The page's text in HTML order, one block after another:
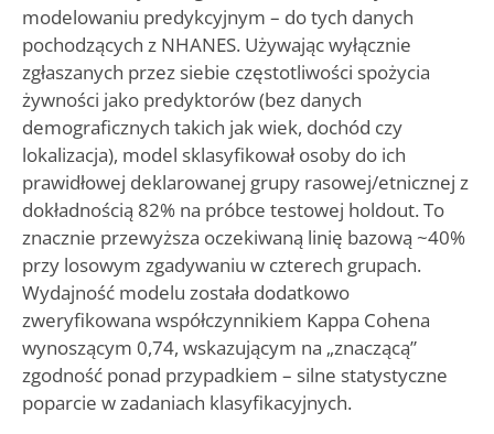
modelowaniu predykcyjnym – do tych danych
pochodzących z NHANES. Używając wyłącznie
zgłaszanych przez siebie częstotliwości spożycia
żywności jako predyktorów (bez danych
demograficznych takich jak wiek, dochód czy
lokalizacja), model sklasyfikował osoby do ich
prawidłowej deklarowanej grupy rasowej/etnicznej z
dokładnością 82% na próbce testowej holdout. To
znacznie przewyższa oczekiwaną linię bazową ~40%
przy losowym zgadywaniu w czterech grupach.
Wydajność modelu została dodatkowo
zweryfikowana współczynnikiem Kappa Cohena
wynoszącym 0,74, wskazującym na „znaczącą”
zgodność ponad przypadkiem – silne statystyczne
poparcie w zadaniach klasyfikacyjnych.